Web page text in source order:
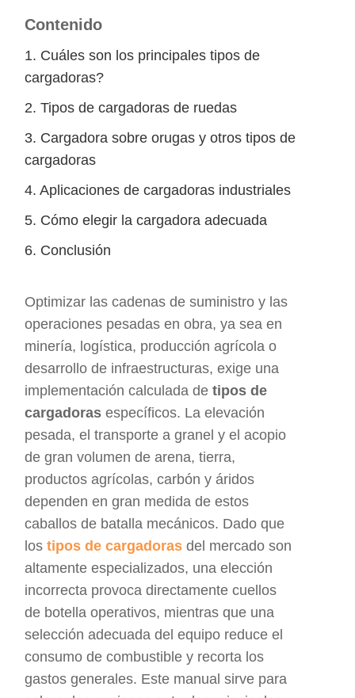
Contenido
1. Cuáles son los principales tipos de
cargadoras?
2. Tipos de cargadoras de ruedas
3. Cargadora sobre orugas y otros tipos de
cargadoras
4. Aplicaciones de cargadoras industriales
5. Cómo elegir la cargadora adecuada
6. Conclusión
Optimizar las cadenas de suministro y las
operaciones pesadas en obra, ya sea en
minería, logística, producción agrícola o
desarrollo de infraestructuras, exige una
implementación calculada detipos de
cargadoras específicos. La elevación
pesada, el transporte a granel y el acopio
de gran volumen de arena, tierra,
productos agrícolas, carbón y áridos
dependen en gran medida de estos
caballos de batalla mecánicos. Dado que
lostipos de cargadoras del mercado son
altamente especializados, una elección
incorrecta provoca directamente cuellos
de botella operativos, mientras que una
selección adecuada del equipo reduce el
consumo de combustible y recorta los
gastos generales. Este manual sirve para